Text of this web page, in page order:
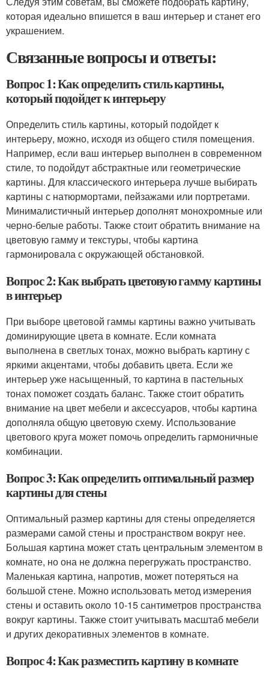
которая идеально впишется в ваш интерьер и станет его
украшением.
Связанные вопросы и ответы:
Вопрос 1: Как определить стиль картины,
который подойдет к интерьеру
Определить стиль картины, который подойдет к
интерьеру, можно, исходя из общего стиля помещения.
Например, если ваш интерьер выполнен в современном
стиле, то подойдут абстрактные или геометрические
картины. Для классического интерьера лучше выбирать
картины с натюрмортами, пейзажами или портретами.
Минималистичный интерьер дополнят монохромные или
черно-белые работы. Также стоит обратить внимание на
цветовую гамму и текстуры, чтобы картина
гармонировала с окружающей обстановкой.
Вопрос 2: Как выбрать цветовую гамму картины
в интерьер
При выборе цветовой гаммы картины важно учитывать
доминирующие цвета в комнате. Если комната
выполнена в светлых тонах, можно выбрать картину с
яркими акцентами, чтобы добавить цвета. Если же
интерьер уже насыщенный, то картина в пастельных
тонах поможет создать баланс. Также стоит обратить
внимание на цвет мебели и аксессуаров, чтобы картина
дополняла общую цветовую схему. Использование
цветового круга может помочь определить гармоничные
комбинации.
Вопрос 3: Как определить оптимальный размер
картины для стены
Оптимальный размер картины для стены определяется
размерами самой стены и пространством вокруг нее.
Большая картина может стать центральным элементом в
комнате, но она не должна перегружать пространство.
Маленькая картина, напротив, может потеряться на
большой стене. Можно использовать метод измерения
стены и оставить около 10-15 сантиметров пространства
вокруг картины. Также стоит учитывать масштаб мебели
и других декоративных элементов в комнате.
Вопрос 4: Как разместить картину в комнате